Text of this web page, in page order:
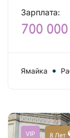
Зарплата:
700
Ямайка
VIP 8 Лет